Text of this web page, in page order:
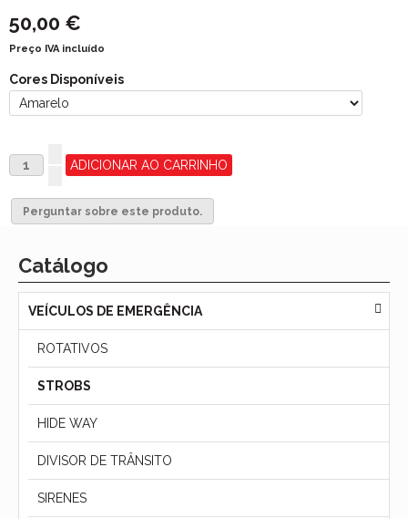
50,00 €
Preço IVA incluído
Cores Disponíveis
Perguntar sobre este produto.
Catálogo
VEÍCULOS DE EMERGÊNCIA
ROTATIVOS
STROBS
HIDE WAY
DIVISOR DE TRÂNSITO
SIRENES